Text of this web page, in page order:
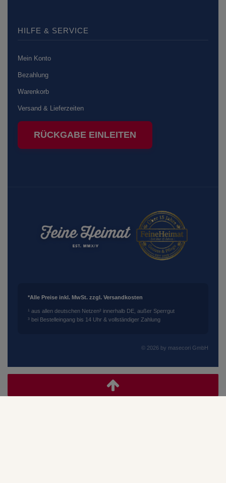
HILFE & SERVICE
Mein Konto
Bezahlung
Warenkorb
Versand & Lieferzeiten
RÜCKGABE EINLEITEN
*Alle Preise inkl. MwSt. zzgl. Versandkosten
¹ aus allen deutschen Netzen² innerhalb DE, außer Sperrgut
³ bei Bestelleingang bis 14 Uhr & vollständiger Zahlung
© 2026 by masecori GmbH